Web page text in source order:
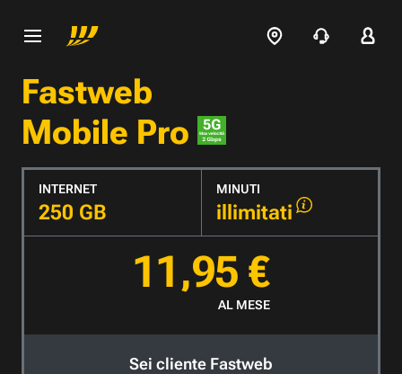
Fastweb
Mobile Pro
INTERNET
250 GB
MINUTI
illimitati
11,95 €
AL MESE
Sei cliente Fastweb